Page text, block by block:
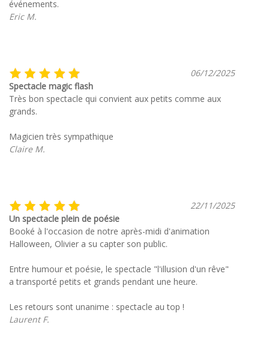
événements.
Eric M.
06/12/2025
Spectacle magic flash
Très bon spectacle qui convient aux petits comme aux
grands.
Magicien très sympathique
Claire M.
22/11/2025
Un spectacle plein de poésie
Booké à l'occasion de notre après-midi d'animation
Halloween, Olivier a su capter son public.
Entre humour et poésie, le spectacle "l'illusion d'un rêve"
a transporté petits et grands pendant une heure.
Les retours sont unanime : spectacle au top !
Laurent F.